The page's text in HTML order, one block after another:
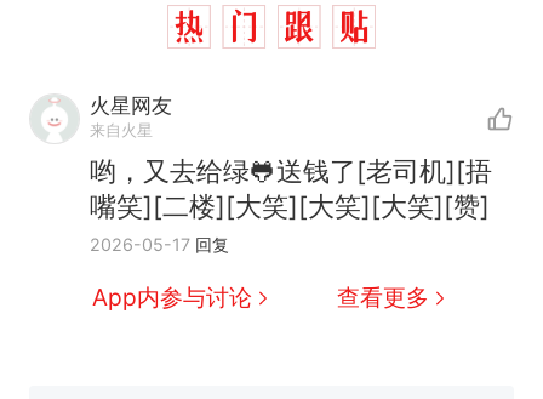
火星网友
来自火星
哟，又去给绿🐸送钱了[老司机][捂
嘴笑][二楼][大笑][大笑][大笑][赞]
2026-05-17 回复
App内参与讨论 查看更多
传，院方回应：喻良教授已卸
任院长一职，不清楚辞职信来
源；曾用手绘图做头像
新 费大厨“全国小炒肉大王”称
号，仅凭视频评出？中国烹饪
协会回应
男子上山采菌偶然发现鸡枞菌
窝，原地守1天等它长大：挖了
140多朵
美国渔民钓获鲨鱼徒手将其拽